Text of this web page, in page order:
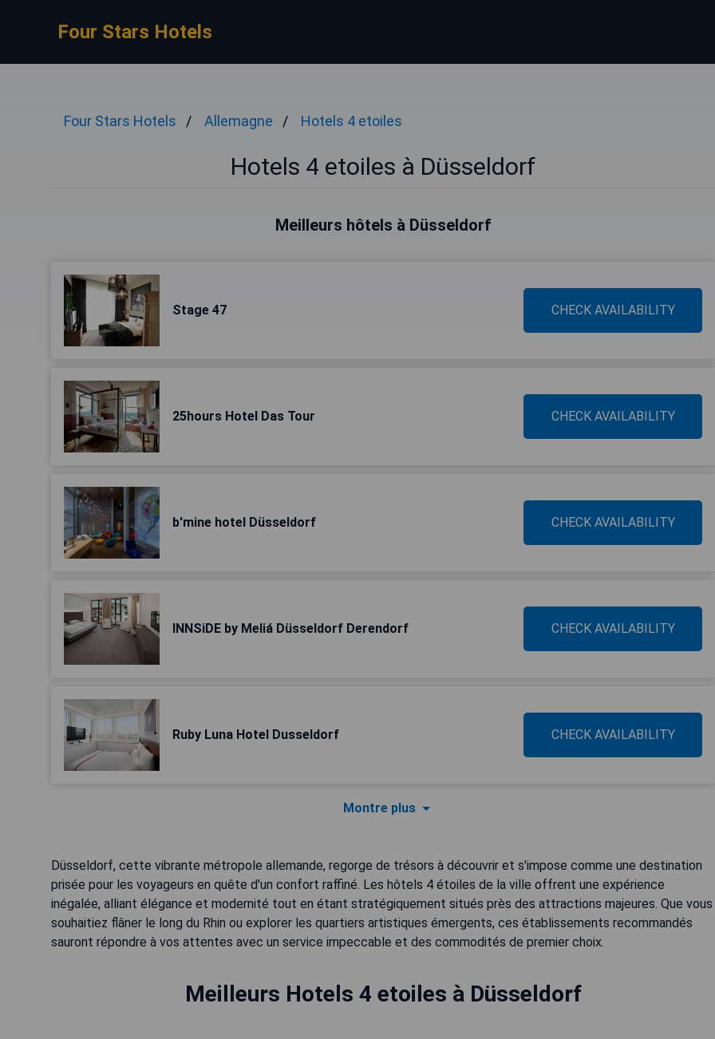
Four Stars Hotels
Four Stars Hotels Allemagne Hotels 4 etoiles
Hotels 4 etoiles à Düsseldorf
Meilleurs hôtels à Düsseldorf
Stage 47 CHECK AVAILABILITY
25hours Hotel Das Tour CHECK AVAILABILITY
b'mine hotel Düsseldorf CHECK AVAILABILITY
INNSiDE by Meliá Düsseldorf Derendorf CHECK AVAILABILITY
Ruby Luna Hotel Dusseldorf CHECK AVAILABILITY
Montre plus
Düsseldorf, cette vibrante métropole allemande, regorge de trésors à découvrir et s'impose comme une destination
prisée pour les voyageurs en quête d'un confort raffiné. Les hôtels 4 étoiles de la ville offrent une expérience
inégalée, alliant élégance et modernité tout en étant stratégiquement situés près des attractions majeures. Que vous
souhaitiez flâner le long du Rhin ou explorer les quartiers artistiques émergents, ces établissements recommandés
sauront répondre à vos attentes avec un service impeccable et des commodités de premier choix.
Meilleurs Hotels 4 etoiles à Düsseldorf